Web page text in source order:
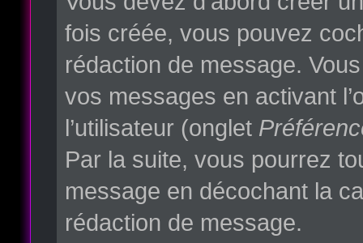
fois créée, vous pouvez
rédaction de message.
vos messages en activant
l’utilisateur (onglet
Par la suite, vous pourrez
message en décochant la
rédaction de message.